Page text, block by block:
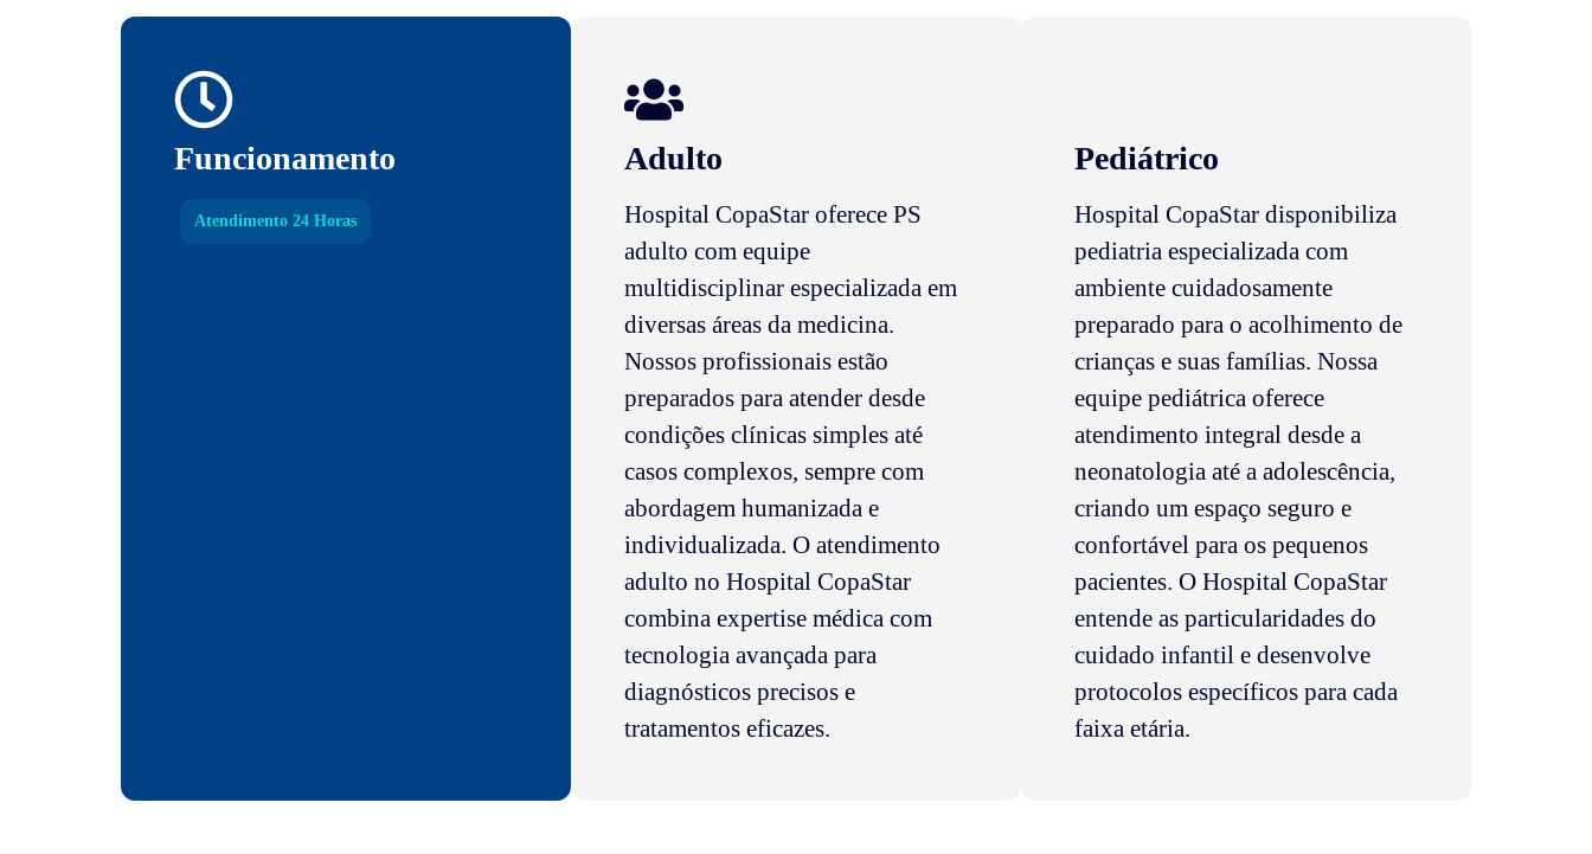
Funcionamento
Atendimento 24 Horas
Adulto
Hospital CopaStar oferece PS
adulto com equipe
multidisciplinar especializada em
diversas áreas da medicina.
Nossos profissionais estão
preparados para atender desde
condições clínicas simples até
casos complexos, sempre com
abordagem humanizada e
individualizada. O atendimento
adulto no Hospital CopaStar
combina expertise médica com
tecnologia avançada para
diagnósticos precisos e
tratamentos eficazes.
Pediátrico
Hospital CopaStar disponibiliza
pediatria especializada com
ambiente cuidadosamente
preparado para o acolhimento de
crianças e suas famílias. Nossa
equipe pediátrica oferece
atendimento integral desde a
neonatologia até a adolescência,
criando um espaço seguro e
confortável para os pequenos
pacientes. O Hospital CopaStar
entende as particularidades do
cuidado infantil e desenvolve
protocolos específicos para cada
faixa etária.